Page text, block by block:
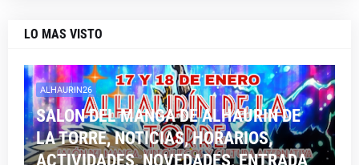
LO MAS VISTO
ALHAURIN26
SALON DEL MANGA DE ALHAURIN DE
LA TORRE, NOTICIAS, HORARIOS,
ACTIVIDADES, NOVEDADES, ENTRADA